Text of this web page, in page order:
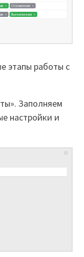
этапы работы с
Заполняем
настройки и